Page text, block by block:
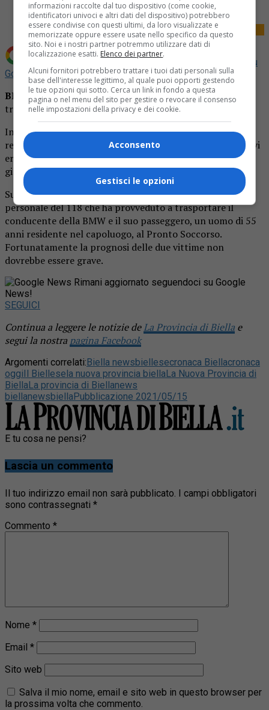
Aggiungi La Provincia di Biella come
Fonte preferita su
Google
BIELLA– Incidente a Biella in via Rosmini, due persone
trasportate in ospedale.
Incidente tra una BMW, condotta da un uomo di 38 anni
residente fuori provincia, e una Fiat Panda, alla cui guida vi
era un 42enne di origine rumena residente a Biella, nella
giornata di ieri in via Rosmini angolo via Piemonte.
Sul posto sono intervenuti i Carabinieri di Biella e il
personale del 118 che ha provveduto a trasportare il
conducente della BMW e il suo passeggero, un uomo di 55
anni residente nel capoluogo, al Pronto Soccorso.
Fortunatamente la prognosi delle due vittime non
dovrebbe essere grave.
Rimani aggiornato seguendoci su Google
News!
SEGUICI
Continua a leggere le notizie deLa Provincia di Biella e
segui la nostra pagina Facebook
Argomenti correlati:Biella newsbiellesecronaca Biellacronaca
oggiIl Biellesela nuova provincia biellaLa Nuova Provincia di
BiellaLa provincia di Biellanews
biellanewsbiellaPubblicazione 2021/05/15
E tu cosa ne pensi?
Lascia un commento
Il tuo indirizzo email non sarà pubblicato. I campi obbligatori
sono contrassegnati *
Commento *
Nome *
Email *
Sito web
Salva il mio nome, email e sito web in questo browser per
la prossima volta che commento.
informazioni raccolte dal tuo dispositivo (come cookie,
identificatori univoci e altri dati del dispositivo) potrebbero
essere condivise con questi ultimi, da loro visualizzate e
memorizzate oppure essere usate nello specifico da questo
sito. Noi e i nostri partner potremmo utilizzare dati di
localizzazione esatti. Elenco dei partner.
Alcuni fornitori potrebbero trattare i tuoi dati personali sulla
base dell'interesse legittimo, al quale puoi opporti gestendo
le tue opzioni qui sotto. Cerca un link in fondo a questa
pagina o nel menu del sito per gestire o revocare il consenso
nelle impostazioni della privacy e dei cookie.
Acconsento
Gestisci le opzioni